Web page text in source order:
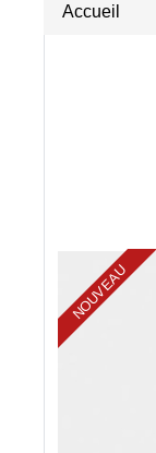
Accueil
NOUVEAU